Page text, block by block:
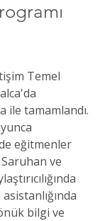
Temel
ile tamamlandı.
eğitmenler
ve
bilgi ve